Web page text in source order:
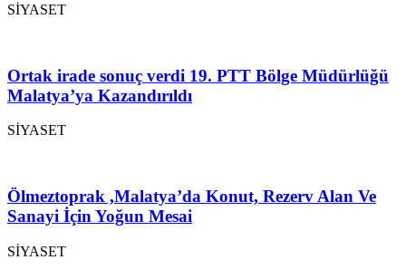
SİYASET
Ortak irade sonuç verdi 19. PTT Bölge Müdürlüğü
Malatya’ya Kazandırıldı
SİYASET
Ölmeztoprak ,Malatya’da Konut, Rezerv Alan Ve
Sanayi İçin Yoğun Mesai
SİYASET